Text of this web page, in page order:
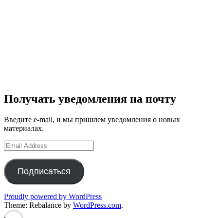
Получать уведомления на почту
Введите e-mail, и мы пришлем уведомления о новых
материалах.
Email
Address
Подписаться
Proudly powered by WordPress
Theme: Rebalance by WordPress.com.